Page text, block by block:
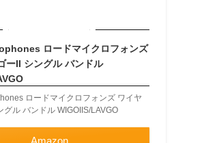
ロードマイクロフォンズ
ーII シングル バンドル
ロードマイクロフォンズ ワイヤ
グル バンドル WIGOIIS/LAVGO